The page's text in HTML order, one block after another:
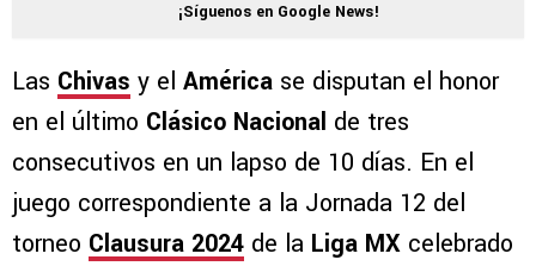
¡Síguenos en Google News!
Las Chivas y el América se disputan el honor
en el último Clásico Nacional de tres
consecutivos en un lapso de 10 días. En el
juego correspondiente a la Jornada 12 del
torneo Clausura 2024 de la Liga MX celebrado